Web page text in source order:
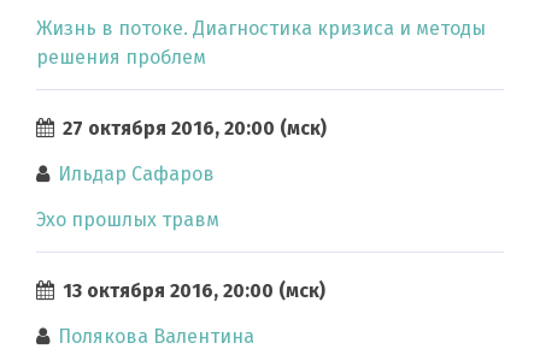
Жизнь в потоке. Диагностика кризиса и методы
решения проблем
27 октября 2016, 20:00 (мск)
Ильдар Сафаров
Эхо прошлых травм
13 октября 2016, 20:00 (мск)
Полякова Валентина